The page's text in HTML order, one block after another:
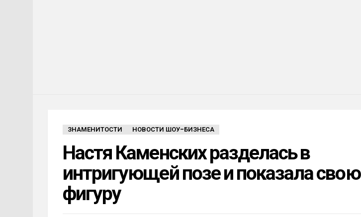
ЗНАМЕНИТОСТИ НОВОСТИ ШОУ-БИЗНЕСА
Настя Каменских разделась в
интригующей позе и показала свою
фигуру